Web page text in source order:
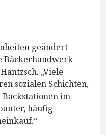
geändert
Bäckerhandwerk
„Viele
sozialen Schichten,
im
häufig